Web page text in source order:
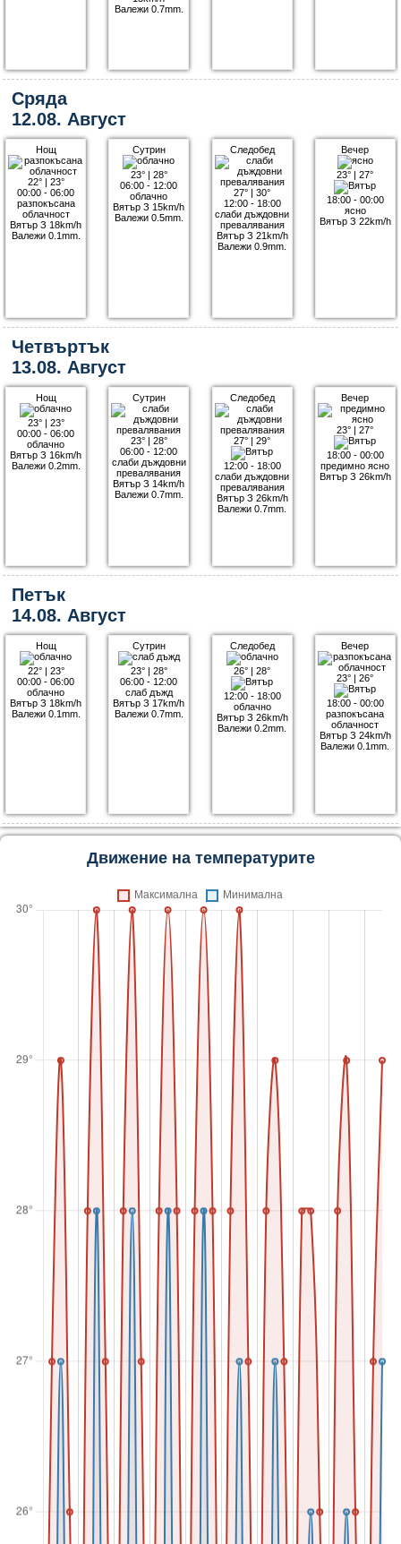
Валежи 0.7mm.
Сряда
12.08. Август
Нощ
22°| 23°
00:00 - 06:00
разпокъсана
облачност
Вятър З 18km/h
Валежи 0.1mm.
Сутрин
23°| 28°
06:00 - 12:00
облачно
Вятър З 15km/h
Валежи 0.5mm.
Следобед
27° |30°
12:00 - 18:00
слаби дъждовни
превалявания
Вятър З 21km/h
Валежи 0.9mm.
Вечер
23° |27°
18:00 - 00:00
ясно
Вятър З 22km/h
Четвъртък
13.08. Август
Нощ
23°| 23°
00:00 - 06:00
облачно
Вятър З 16km/h
Валежи 0.2mm.
Сутрин
23°| 28°
06:00 - 12:00
слаби дъждовни
превалявания
Вятър З 14km/h
Валежи 0.7mm.
Следобед
27° |29°
12:00 - 18:00
слаби дъждовни
превалявания
Вятър З 26km/h
Валежи 0.7mm.
Вечер
23° |27°
18:00 - 00:00
предимно ясно
Вятър З 26km/h
Петък
14.08. Август
Нощ
22°| 23°
00:00 - 06:00
облачно
Вятър З 18km/h
Валежи 0.1mm.
Сутрин
23°| 28°
06:00 - 12:00
слаб дъжд
Вятър З 17km/h
Валежи 0.7mm.
Следобед
26° |28°
12:00 - 18:00
облачно
Вятър З 26km/h
Валежи 0.2mm.
Вечер
23° |26°
18:00 - 00:00
разпокъсана
облачност
Вятър З 24km/h
Валежи 0.1mm.
Движение на температурите